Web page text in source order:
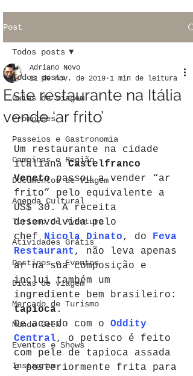
Post
Todos posts
Guias de viagem
Promoções
Passeios e Gastronomia
Campinas e Região
Documentos de Viagem
Agenda Cultural
Turismo de Aventura
Atividades Grátis
Destinos e Eventos
Dicas de viagem
Mercado de Turismo
Mundo Geek
Eventos e Shows
Instagram
Todos posts
Este restaurante na Itália
vende ‘ar frito’
Adriano Novo
11 de nov. de 2019 1 min de leitura
Um restaurante na cidade
italiana Castelfranco
Veneto passou a vender “ar
frito” pelo equivalente a
US$ 30. A receita
desenvolvida pelo
chef Nicola Dinato, do
Feva
Restaurant , não leva apenas
ar na sua composição e
inclui também um
ingrediente bem brasileiro:
tapioca.
De acordo com o Oddity
Central, o petisco é feito
com pele de tapioca assada
e posteriormente frita para